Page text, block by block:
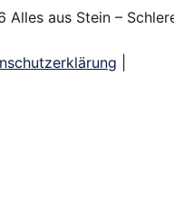
aus Stein –